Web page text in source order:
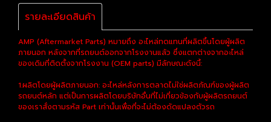
รายละเอียดสินค้า
AMP (Aftermarket Parts) หมายถึง อะไหล่ทดแทนที่ผลิตขึ้นโดยผู้ผลิต
ภายนอก หลังจากที่รถยนต์ออกจากโรงงานแล้ว ซึ่งแตกต่างจากอะไหล่
ของเดิมที่ติดตั้งจากโรงงาน (OEM parts) มีลักษณะดังนี้:
1.ผลิตโดยผู้ผลิตภายนอก: อะไหล่หลังการตลาดไม่ใช่ผลิตภัณฑ์ของผู้ผลิต
รถยนต์หลัก แต่เป็นการผลิตโดยบริษัทอื่นที่ไม่เกี่ยวข้องกับผู้ผลิตรถยนต์
ของเราสั่งตามรหัส Part เท่านั้นเพื่อที่จะไม่ต้องดัดแปลงตัวรถ